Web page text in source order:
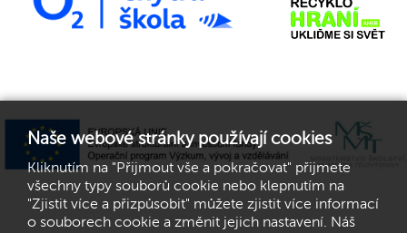
Naše webové stránky používají cookies
Kliknutím na "Přijmout vše a pokračovat" přijmete
všechny typy souborů cookie nebo klepnutím na
"Zjistit více a přizpůsobit" můžete zjistit více informací
o souborech cookie a změnit jejich nastavení. Náš